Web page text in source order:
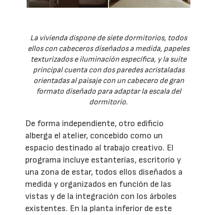
La vivienda dispone de siete dormitorios, todos
ellos con cabeceros diseñados a medida, papeles
texturizados e iluminación específica, y la suite
principal cuenta con dos paredes acristaladas
orientadas al paisaje con un cabecero de gran
formato diseñado para adaptar la escala del
dormitorio.
De forma independiente, otro edificio
alberga el atelier, concebido como un
espacio destinado al trabajo creativo. El
programa incluye estanterías, escritorio y
una zona de estar, todos ellos diseñados a
medida y organizados en función de las
vistas y de la integración con los árboles
existentes. En la planta inferior de este